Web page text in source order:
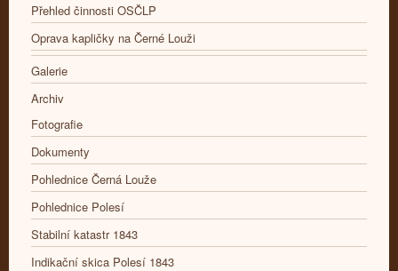
Přehled činnosti OSČLP
Oprava kapličky na Černé Louži
Galerie
Archiv
Fotografie
Dokumenty
Pohlednice Černá Louže
Pohlednice Polesí
Stabilní katastr 1843
Indikační skica Polesí 1843